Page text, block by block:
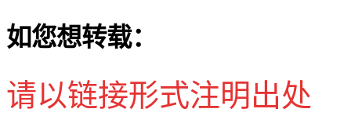
如您想转载：
请以链接形式注明出处